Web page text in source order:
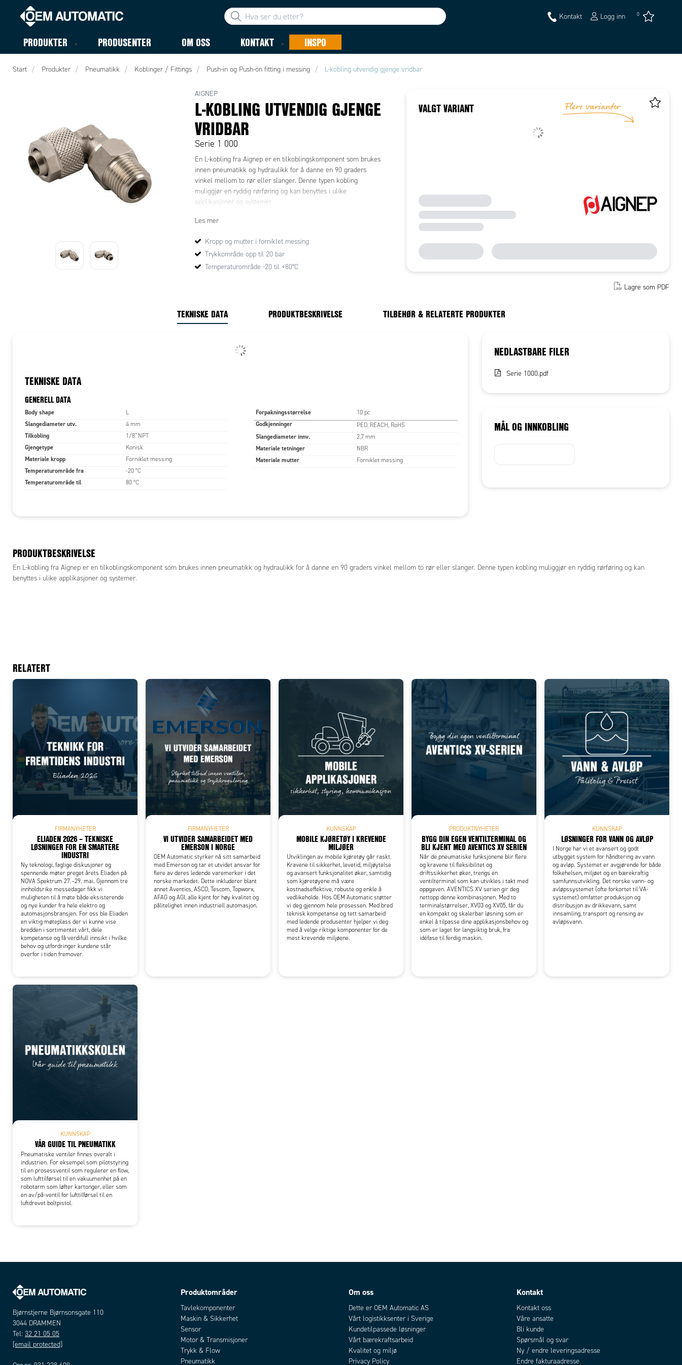
Kontakt Logg inn 0
PRODUKTER PRODUSENTER OM OSS KONTAKT INSPO
Start Produkter Pneumatikk Koblinger / Fittings Push-in og Push-on fitting i messing L-kobling utvendig gjenge vridbar
AIGNEP
L-KOBLING UTVENDIG GJENGE
VRIDBAR
Serie 1 000
En L-kobling fra Aignep er en tilkoblingskomponent som brukes
innen pneumatikk og hydraulikk for å danne en 90 graders
vinkel mellom to rør eller slanger. Denne typen kobling
muliggjør en ryddig rørføring og kan benyttes i ulike
applikasjoner og systemer.
Les mer
Kropp og mutter i forniklet messing
Trykkområde opp til 20 bar
Temperaturområde -20 til +80°C
VALGT VARIANT
Lagre som PDF
TEKNISKE DATA PRODUKTBESKRIVELSE TILBEHØR & RELATERTE PRODUKTER
TEKNISKE DATA
GENERELL DATA
Body shape L
Slangediameter utv. 4 mm
Tilkobling 1/8" NPT
Gjengetype Konisk
Materiale kropp Forniklet messing
Temperaturområde fra -20 °C
Temperaturområde til 80 °C
Forpakningsstørrelse 10 pc
Godkjenninger PED, REACH, RoHS
Slangediameter innv. 2,7 mm
Materiale tetninger NBR
Materiale mutter Forniklet messing
NEDLASTBARE FILER
Serie 1000.pdf
MÅL OG INNKOBLING
PRODUKTBESKRIVELSE
En L-kobling fra Aignep er en tilkoblingskomponent som brukes innen pneumatikk og hydraulikk for å danne en 90 graders vinkel mellom to rør eller slanger. Denne typen kobling muliggjør en ryddig rørføring og kan
benyttes i ulike applikasjoner og systemer.
Add to existing cart row Add as new cart row
RELATERT
FIRMANYHETER
ELIADEN 2026 – TEKNISKE
LØSNINGER FOR EN SMARTERE
INDUSTRI
Ny teknologi, faglige diskusjoner og
spennende møter preget årets Eliaden på
NOVA Spektrum 27.–29. mai. Gjennom tre
innholdsrike messedager fikk vi
muligheten til å møte både eksisterende
og nye kunder fra hele elektro og
automasjonsbransjen. For oss ble Eliaden
en viktig møteplass der vi kunne vise
bredden i sortimentet vårt, dele
kompetanse og få verdifull innsikt i hvilke
behov og utfordringer kundene står
overfor i tiden fremover.
FIRMANYHETER
VI UTVIDER SAMARBEIDET MED
EMERSON I NORGE
OEM Automatic styrker nå sitt samarbeid
med Emerson og tar et utvidet ansvar for
flere av deres ledende varemerker i det
norske markedet. Dette inkluderer blant
annet Aventics, ASCO, Tescom, Topworx,
AFAG og AGI, alle kjent for høy kvalitet og
pålitelighet innen industriell automasjon.
KUNNSKAP
MOBILE KJØRETØY I KREVENDE
MILJØER
Utviklingen av mobile kjøretøy går raskt.
Kravene til sikkerhet, levetid, miljøytelse
og avansert funksjonalitet øker, samtidig
som kjøretøyene må være
kostnadseffektive, robuste og enkle å
vedlikeholde. Hos OEM Automatic støtter
vi deg gjennom hele prosessen. Med bred
teknisk kompetanse og tett samarbeid
med ledende produsenter hjelper vi deg
med å velge riktige komponenter for de
mest krevende miljøene.
PRODUKTNYHETER
BYGG DIN EGEN VENTILTERMINAL OG
BLI KJENT MED AVENTICS XV SERIEN
Når de pneumatiske funksjonene blir flere
og kravene til fleksibilitet og
driftssikkerhet øker, trengs en
ventilterminal som kan utvikles i takt med
oppgaven. AVENTICS XV serien gir deg
nettopp denne kombinasjonen. Med to
terminalstørrelser, XV03 og XV05, får du
en kompakt og skalerbar løsning som er
enkel å tilpasse dine applikasjonsbehov og
som er laget for langsiktig bruk, fra
idéfase til ferdig maskin.
KUNNSKAP
LØSNINGER FOR VANN OG AVLØP
I Norge har vi et avansert og godt
utbygget system for håndtering av vann
og avløp. Systemet er avgjørende for både
folkehelsen, miljøet og en bærekraftig
samfunnsutvikling. Det norske vann- og
avløpssystemet (ofte forkortet til VA-
systemet) omfatter produksjon og
distribusjon av drikkevann, samt
innsamling, transport og rensing av
avløpsvann.
KUNNSKAP
VÅR GUIDE TIL PNEUMATIKK
Pneumatiske ventiler finnes overalt i
industrien. For eksempel som pilotstyring
til en prosessventil som regulerer en flow,
som lufttilførsel til en vakuumenhet på en
robotarm som løfter kartonger, eller som
en av/på-ventil for lufttilførsel til en
luftdrevet boltpistol.
Bjørnstjerne Bjørnsonsgate 110
3044 DRAMMEN
Tel: 32 21 05 05
[email protected]
Produktområder
Tavlekomponenter
Maskin & Sikkerhet
Sensor
Motor & Transmisjoner
Trykk & Flow
Pneumatikk
Om oss
Dette er OEM Automatic AS
Vårt logistikksenter i Sverige
Kundetilpassede løsninger
Vårt bærekraftsarbeid
Kvalitet og miljø
Privacy Policy
Kontakt
Kontakt oss
Våre ansatte
Bli kunde
Spørsmål og svar
Ny / endre leveringsadresse
Endre fakturaadresse